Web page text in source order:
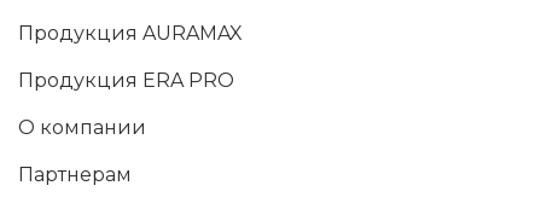
Продукция AURAMAX
Продукция ERA PRO
О компании
Партнерам